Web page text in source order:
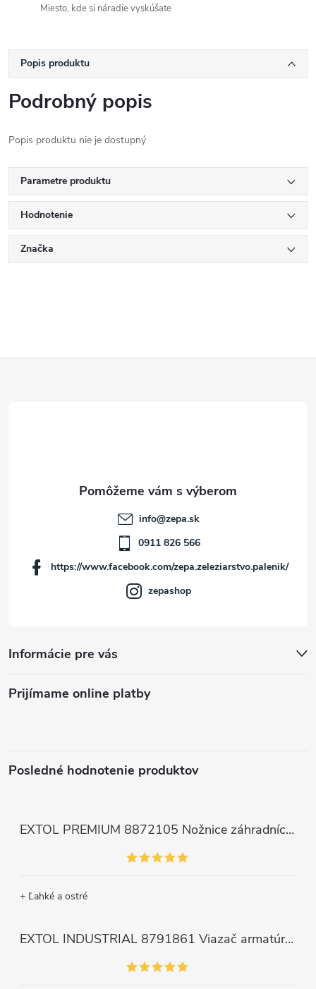
Miesto, kde si náradie vyskúšate
Popis produktu
Podrobný popis
Popis produktu nie je dostupný
Parametre produktu
Hodnotenie
Značka
Informácie pre vás
info@zepa.sk
0911 826 566
https://www.facebook.com/zepa.zeleziarstvo.palenik/
zepashop
Prijímame online platby
Posledné hodnotenie produktov
EXTOL PREMIUM 8872105 Nožnice záhradnícke dlhé úzke, 200mm, max. prestrih Ø6mm
+ Ľahké a ostré
EXTOL INDUSTRIAL 8791861 Viazač armatúr aku Share20V, bez aku, drôt 0,8mm, oko 8-34mm, bezuhlíkový motor